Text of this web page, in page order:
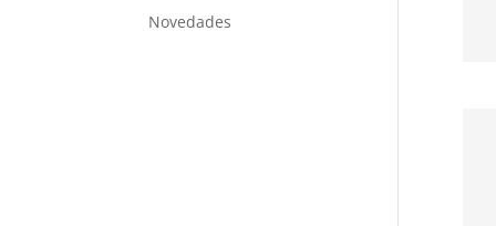
Novedades